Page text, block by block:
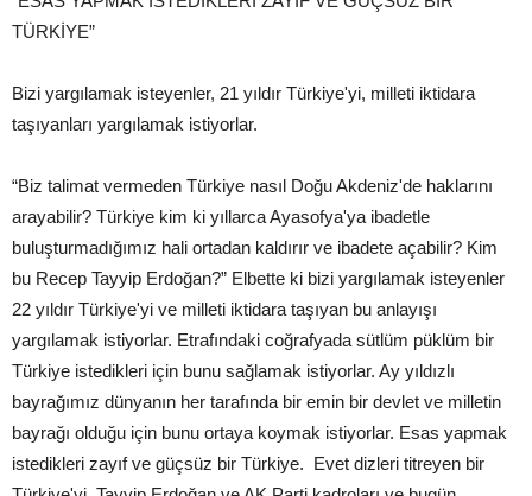
TÜRKİYE”
Bizi yargılamak isteyenler, 21 yıldır Türkiye'yi, milleti iktidara
taşıyanları yargılamak istiyorlar.
“Biz talimat vermeden Türkiye nasıl Doğu Akdeniz'de haklarını
arayabilir? Türkiye kim ki yıllarca Ayasofya'ya ibadetle
buluşturmadığımız hali ortadan kaldırır ve ibadete açabilir? Kim
bu Recep Tayyip Erdoğan?” Elbette ki bizi yargılamak isteyenler
22 yıldır Türkiye'yi ve milleti iktidara taşıyan bu anlayışı
yargılamak istiyorlar. Etrafındaki coğrafyada sütlüm püklüm bir
Türkiye istedikleri için bunu sağlamak istiyorlar. Ay yıldızlı
bayrağımız dünyanın her tarafında bir emin bir devlet ve milletin
bayrağı olduğu için bunu ortaya koymak istiyorlar. Esas yapmak
istedikleri zayıf ve güçsüz bir Türkiye. Evet dizleri titreyen bir